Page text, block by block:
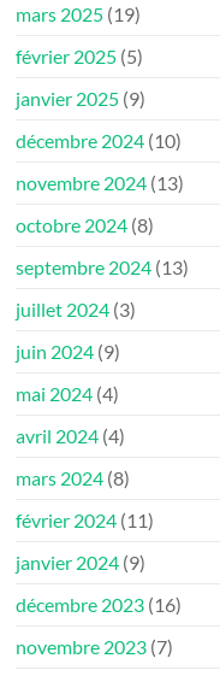
mars 2025 (19)
février 2025 (5)
janvier 2025 (9)
décembre 2024 (10)
novembre 2024 (13)
octobre 2024 (8)
septembre 2024 (13)
juillet 2024 (3)
juin 2024 (9)
mai 2024 (4)
avril 2024 (4)
mars 2024 (8)
février 2024 (11)
janvier 2024 (9)
décembre 2023 (16)
novembre 2023 (7)